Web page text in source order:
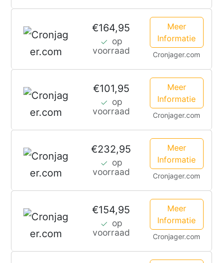
€164,95
op
voorraad
Meer
Informatie
Cronjager.com
€101,95
op
voorraad
Meer
Informatie
Cronjager.com
€232,95
op
voorraad
Meer
Informatie
Cronjager.com
€154,95
op
voorraad
Meer
Informatie
Cronjager.com